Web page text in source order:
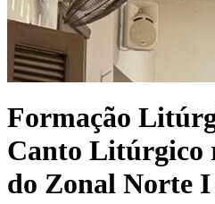
Formação
Canto Litúrgico
do Zonal Norte